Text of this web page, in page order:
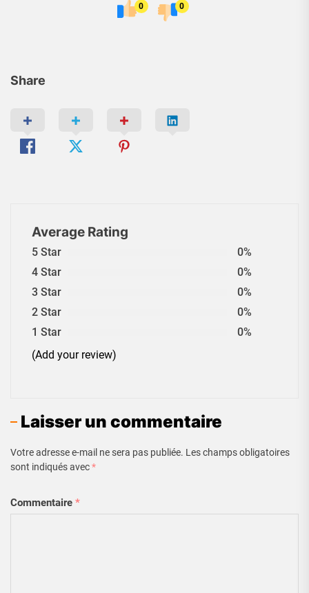
Share
0 0
Average Rating
5 Star
0%
4 Star
0%
3 Star
0%
2 Star
0%
1 Star
0%
(Add your review)
Laisser un commentaire
Votre adresse e-mail ne sera pas publiée. Les champs obligatoires
sont indiqués avec*
Commentaire *